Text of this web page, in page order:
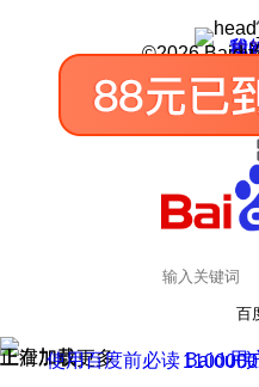
我
我
皮
用
©2026 Baidu
百
正在加载
上滑加载更多 用
使用百度前必读 Baidu
京公网安备